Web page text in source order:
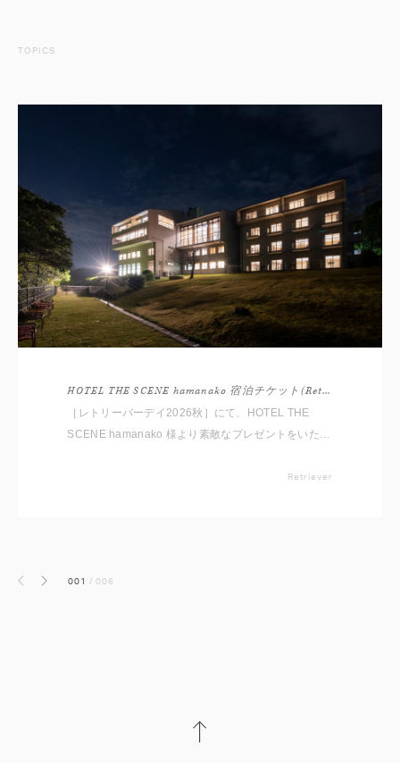
TOPICS
HOTEL THE SCENE hamanako 宿泊チケット(Retriever Day 2026)
［レトリーバーデイ2026秋］にて、HOTEL THE
SCENE hamanako 様より素敵なプレゼントをいただ
の景品として出品しますので、皆様ぜひご応募くださ
Retriever
前へ 次へ 001 /006